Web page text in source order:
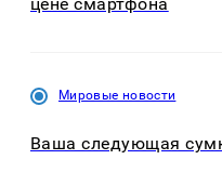
Мировые новости
Ваша следующая